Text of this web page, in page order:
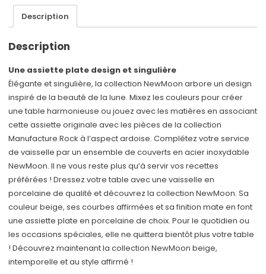
Description
Description
Une assiette plate design et singulière
Élégante et singulière, la collection NewMoon arbore un design
inspiré de la beauté de la lune. Mixez les couleurs pour créer
une table harmonieuse ou jouez avec les matières en associant
cette assiette originale avec les pièces de la collection
Manufacture Rock à l’aspect ardoise. Complétez votre service
de vaisselle par un ensemble de couverts en acier inoxydable
NewMoon. Il ne vous reste plus qu’à servir vos recettes
préférées ! Dressez votre table avec une vaisselle en
porcelaine de qualité et découvrez la collection NewMoon. Sa
couleur beige, ses courbes affirmées et sa finition mate en font
une assiette plate en porcelaine de choix. Pour le quotidien ou
les occasions spéciales, elle ne quittera bientôt plus votre table
! Découvrez maintenant la collection NewMoon beige,
intemporelle et au style affirmé !